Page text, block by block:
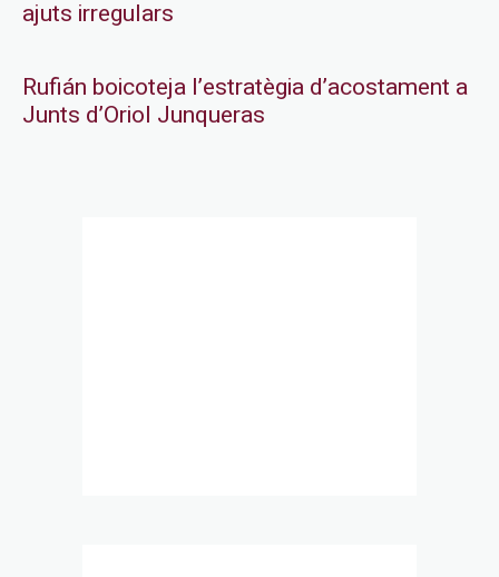
ajuts irregulars
Rufián boicoteja l’estratègia d’acostament a
Junts d’Oriol Junqueras